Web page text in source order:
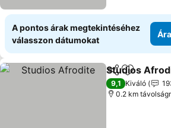
A pontos árak megtekintéséhez
válasszon dátumokat
Megosztás
Studios
9,1 Kiváló
0.2 km